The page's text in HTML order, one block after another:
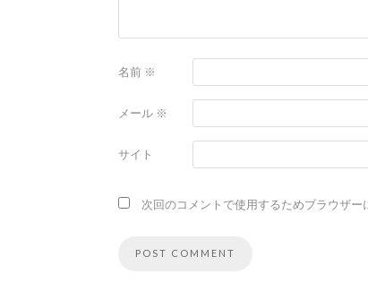
名前 ※
メール ※
サイト
次回のコメントで使用するためブラウザー